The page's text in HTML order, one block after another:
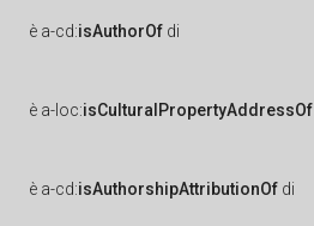
è a-cd:isAuthorOf di
è a-loc:isCulturalPropertyAddressOf
è a-cd:isAuthorshipAttributionOf di